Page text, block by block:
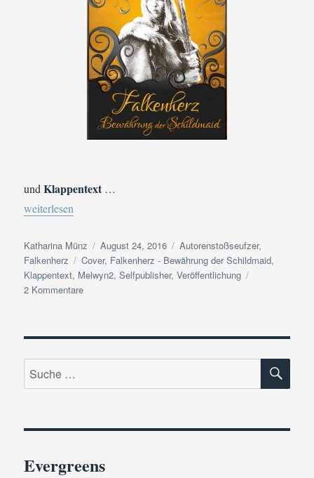
undKlappentext …
„Coming soon: Falkenherz – Bewährung der Schildmaid“
weiterlesen
Autor
Katharina Münz
Veröffentlicht
am
August 24, 2016 Kategorien
Autorenstoßseufzer,
Falkenherz
Schlagwörter
Cover, Falkenherz - Bewährung der Schildmaid,
Klappentext, Melwyn2,Selfpublisher,Veröffentlichung
2 Kommentarezu
Bewährung
Schildmaid
Suche
nach:
Evergreens